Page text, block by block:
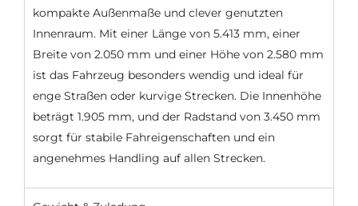
kompakte Außenmaße und clever genutzten
Innenraum. Mit einer Länge von 5.413 mm, einer
Breite von 2.050 mm und einer Höhe von 2.580 mm
ist das Fahrzeug besonders wendig und ideal für
enge Straßen oder kurvige Strecken. Die Innenhöhe
beträgt 1.905 mm, und der Radstand von 3.450 mm
sorgt für stabile Fahreigenschaften und ein
angenehmes Handling auf allen Strecken.